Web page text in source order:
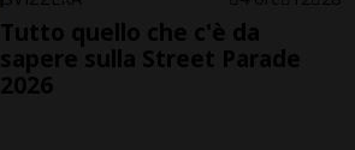
Tutto quello che c'è da
sapere sulla Street Parade
2026